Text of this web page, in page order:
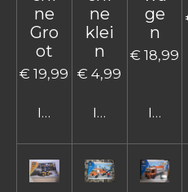
ne
Gro
ot
€ 19,99
In winkelwagen
ne
klei
n
€ 4,99
In
ge
n
€ 18,99
In